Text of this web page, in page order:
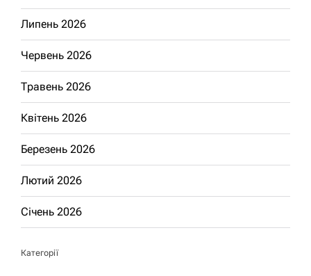
Липень 2026
Червень 2026
Травень 2026
Квітень 2026
Березень 2026
Лютий 2026
Січень 2026
Категорії